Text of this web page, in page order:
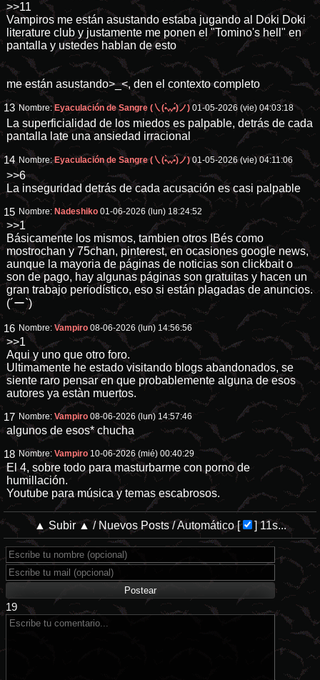
>>11
Vampiros me están asustando estaba jugando al Doki Doki
literature club y justamente me ponen el "Tomino's hell" en
pantalla y ustedes hablan de esto
me están asustando>_<, den el contexto completo
13 Nombre: Eyaculación de Sangre (㇏(•̀ᵥᵥ•́)ノ) 01-05-2026 (vie) 04:03:18
La superficialidad de los miedos es palpable, detrás de cada
pantalla late una ansiedad irracional
14 Nombre:Eyaculación de Sangre (㇏(•̀ᵥᵥ•́)ノ) 01-05-2026 (vie) 04:11:06
>>6
La inseguridad detrás de cada acusación es casi palpable
15 Nombre: Nadeshiko 01-06-2026 (lun) 18:24:52
>>1
Básicamente los mismos, tambien otros IBés como
mostrochan y 75chan, pinterest, en ocasiones google news,
aunque la mayoria de páginas de noticias son clickbait o
son de pago, hay algunas páginas son gratuitas y hacen un
gran trabajo periodístico, eso si están plagadas de anuncios.
(´ー`)
16 Nombre:Vampiro 08-06-2026 (lun) 14:56:56
>>1
Aqui y uno que otro foro.
Ultimamente he estado visitando blogs abandonados, se
siente raro pensar en que probablemente alguna de esos
autores ya estàn muertos.
17 Nombre:Vampiro 08-06-2026 (lun) 14:57:46
algunos de esos* chucha
18 Nombre:Vampiro 10-06-2026 (mié) 00:40:29
El 4, sobre todo para masturbarme con porno de
humillación.
Youtube para música y temas escabrosos.
▲ Subir ▲ /Nuevos Posts/Automático[ ]11s...
19